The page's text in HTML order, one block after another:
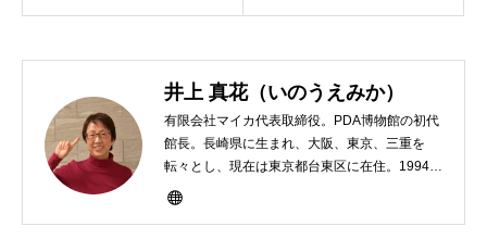
井上 真花（いのうえみか）
有限会社マイカ代表取締役。PDA博物館の初代
館長。長崎県に生まれ、大阪、東京、三重を
転々とし、現在は東京都台東区に在住。1994年
にHP100LXと出会ったのをきかっけに、フリ